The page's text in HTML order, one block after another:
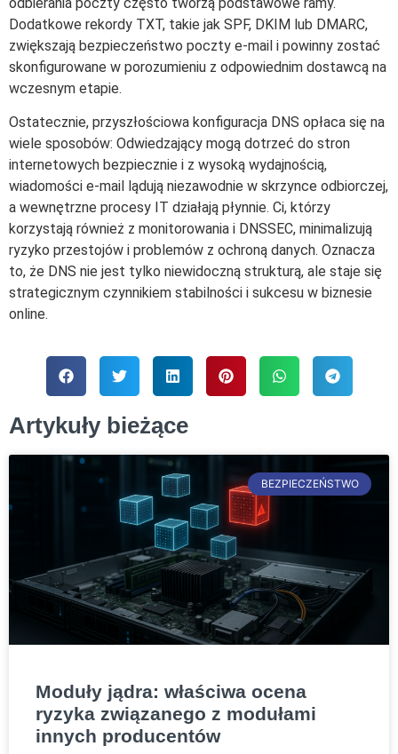
Dodatkowe rekordy TXT, takie jak SPF, DKIM lub DMARC,
zwiększają bezpieczeństwo poczty e-mail i powinny zostać
skonfigurowane w porozumieniu z odpowiednim dostawcą na
wczesnym etapie.
Ostatecznie, przyszłościowa konfiguracja DNS opłaca się na
wiele sposobów: Odwiedzający mogą dotrzeć do stron
internetowych bezpiecznie i z wysoką wydajnością,
wiadomości e-mail lądują niezawodnie w skrzynce odbiorczej,
a wewnętrzne procesy IT działają płynnie. Ci, którzy
korzystają również z monitorowania i DNSSEC, minimalizują
ryzyko przestojów i problemów z ochroną danych. Oznacza
to, że DNS nie jest tylko niewidoczną strukturą, ale staje się
strategicznym czynnikiem stabilności i sukcesu w biznesie
online.
Artykuły bieżące
BEZPIECZEŃSTWO
Moduły jądra: właściwa ocena
ryzyka związanego z modułami
innych producentów